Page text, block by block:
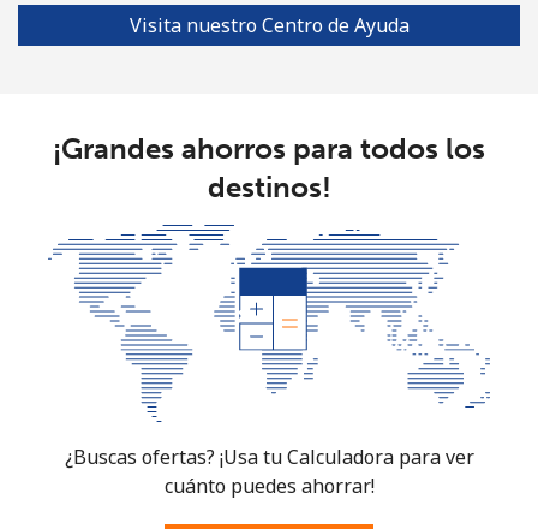
Visita nuestro Centro de Ayuda
¡Grandes ahorros para todos los
destinos!
¿Buscas ofertas? ¡Usa tu Calculadora para ver
cuánto puedes ahorrar!